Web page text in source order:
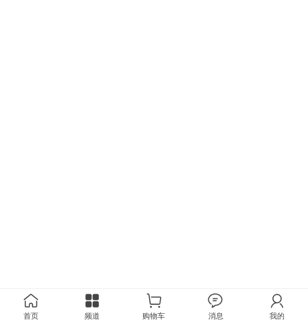
首页 频道 购物车 消息 我的